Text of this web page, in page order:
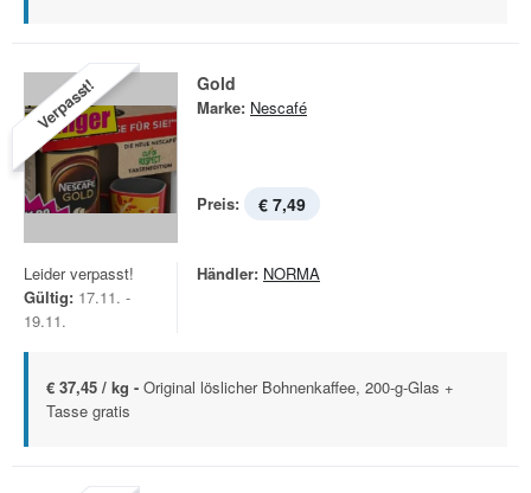
Verpasst! Gold
Marke: Nescafé
Preis: € 7,49
Leider verpasst!
Gültig: 17.11. -
19.11.
Händler: NORMA
€ 37,45 / kg - Original löslicher Bohnenkaffee, 200-g-Glas +
Tasse gratis